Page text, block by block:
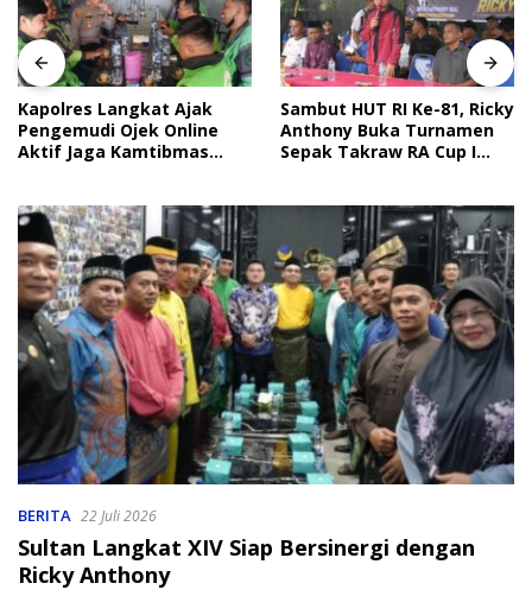
Kapolres Langkat Ajak
Pengemudi Ojek Online
Aktif Jaga Kamtibmas
Sambut HUT RI Ke-81, Ricky
Anthony Buka Turnamen
Sepak Takraw RA Cup I
BERITA 22 Juli 2026
Sultan Langkat XIV Siap Bersinergi dengan
Ricky Anthony